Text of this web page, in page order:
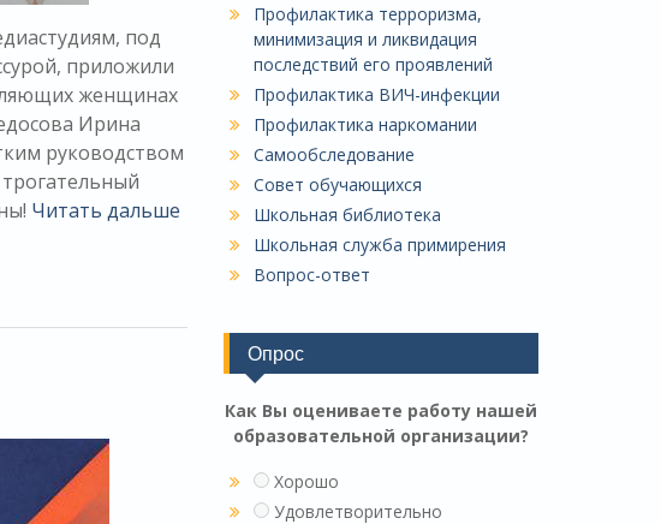
под
приложили
женщинах
Ирина
руководством
Читать дальше
Профилактика терроризма,
минимизация и ликвидация
последствий его проявлений
Профилактика ВИЧ-инфекции
Профилактика наркомании
Самообследование
Совет обучающихся
Школьная библиотека
Школьная служба примирения
Вопрос-ответ
Опрос
Как Вы оцениваете работу нашей
образовательной организации?
Хорошо
Удовлетворительно